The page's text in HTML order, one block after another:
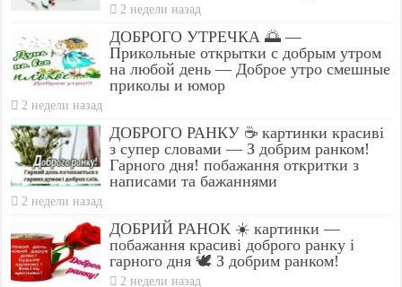
2 недели назад
ДОБРОГО УТРЕЧКА 🌅 —
Прикольные открытки с добрым утром
на любой день — Доброе утро смешные
приколы и юмор
2 недели назад
ДОБРОГО РАНКУ ☕ картинки красиві
з супер словами — З добрим ранком!
Гарного дня! побажання откритки з
написами та бажаннями
2 недели назад
ДОБРИЙ РАНОК ☀️ картинки —
побажання красиві доброго ранку і
гарного дня 🕊️ З добрим ранком!
2 недели назад